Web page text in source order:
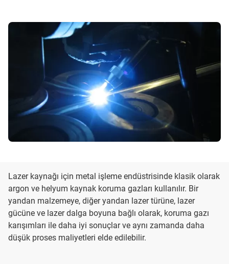
Lazer kaynağı için metal işleme endüstrisinde klasik olarak
argon ve helyum kaynak koruma gazları kullanılır. Bir
yandan malzemeye, diğer yandan lazer türüne, lazer
gücüne ve lazer dalga boyuna bağlı olarak, koruma gazı
karışımları ile daha iyi sonuçlar ve aynı zamanda daha
düşük proses maliyetleri elde edilebilir.